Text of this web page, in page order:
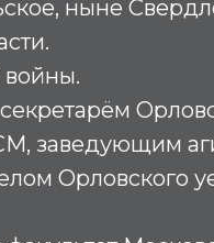
ныне
войны.
заведующим
Орловского